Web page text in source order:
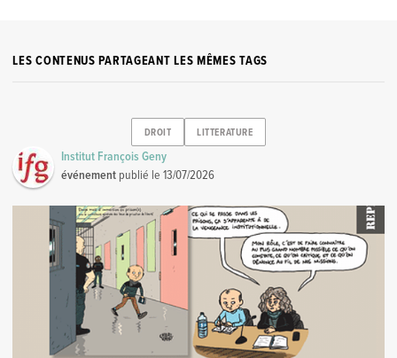
LES CONTENUS PARTAGEANT LES MÊMES TAGS
DROIT LITTERATURE
Institut François Geny
événement publié le13/07/2026